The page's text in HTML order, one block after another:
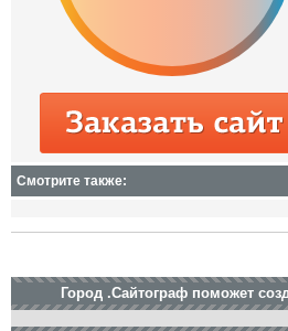
Смотрите также:
Город .Сайтограф поможет